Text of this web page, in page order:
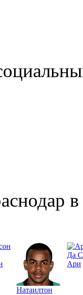
в
Натаилтон
Да
Ари